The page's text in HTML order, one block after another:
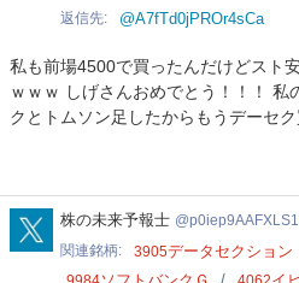
返信先 @A7fTd0jPROr4sCa
私も前場4500で買ったんだけどスト
ｗｗｗ しげさんおめでとう！！！
クとトムソン足したからもうデーセ
p0iep9AAFXLS17e
株の未来予報士
関連銘柄
3905データセクション